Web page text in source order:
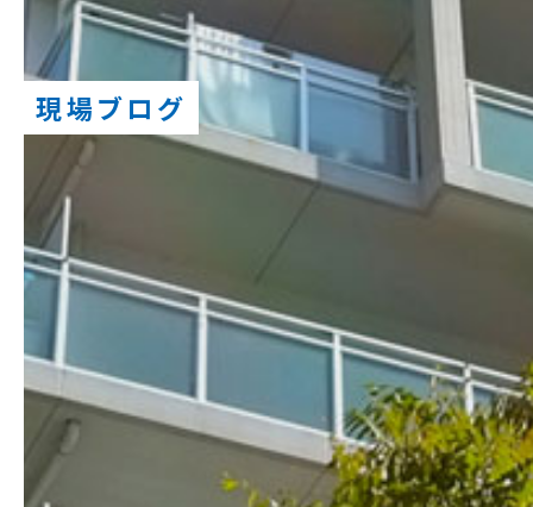
現場ブログ